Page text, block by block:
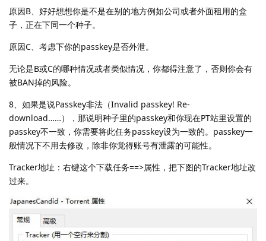
原因B、好好想想你是不是在别的地方例如公司或者外面租用的盒
子，正在下同一个种子。
原因C、考虑下你的passkey是否外泄。
无论是B或C的哪种情况或者类似情况，你都得注意了，否则你会有
被BAN掉的风险。
8、如果是说Passkey非法（Invalid passkey! Re-
download……），那说明种子里的passkey和你现在PT站里设置的
passkey不一致，你需要将此任务passkey设为一致的。passkey一
般情况下不用去修改，除非你觉得账号有泄露的可能性。
Tracker地址：右键这个下载任务==>属性，把下图的Tracker地址改
过来。